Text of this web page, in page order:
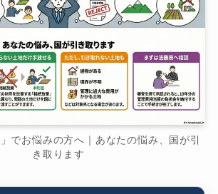
でお悩みの方へ｜あなたの悩み、国が引
き取ります